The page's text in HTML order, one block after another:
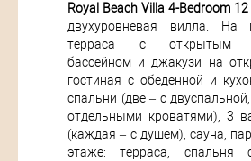
Royal Beach Villa 4-Bedroom 12
двухуровневая вилла. На
терраса с открытым
бассейном и джакузи на
гостиная с обеденной и
спальни (две – с
отдельными кроватями), 3
(каждая – с душем), сауна,
этаже: терраса, спальня